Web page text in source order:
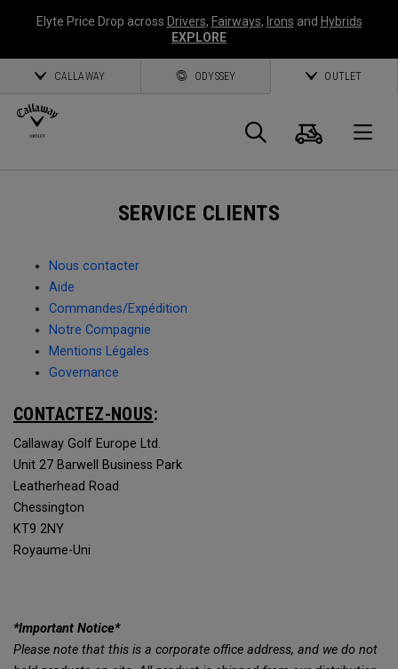
Elyte Price Drop across Drivers, Fairways, Irons and Hybrids
EXPLORE
CALLAWAY ODYSSEY OUTLET
Panier
SERVICE CLIENTS
Nous contacter
Aide
Commandes/Expédition
Notre Compagnie
Mentions Légales
Governance
CONTACTEZ-NOUS:
Callaway Golf Europe Ltd.
Unit 27 Barwell Business Park
Leatherhead Road
Chessington
KT9 2NY
Royaume-Uni
*Important Notice*
Please note that this is a corporate office address, and we do not